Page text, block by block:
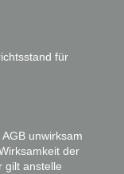
für
unwirksam
der
gilt anstelle